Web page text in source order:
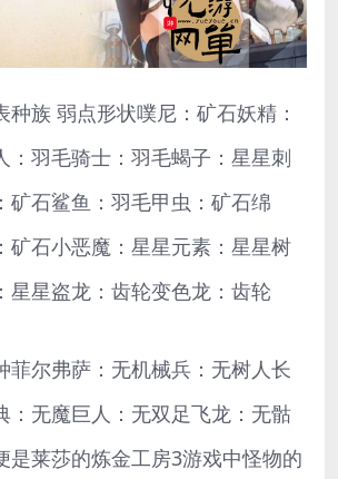
种族 弱点形状噗尼：矿石妖精：
：羽毛骑士：羽毛蝎子：星星刺
矿石鲨鱼：羽毛甲虫：矿石绵
矿石小恶魔：星星元素：星星树
星星盗龙：齿轮变色龙：齿轮
菲尔弗萨：无机械兵：无树人长
：无魔巨人：无双足飞龙：无骷
是莱莎的炼金工房3游戏中怪物的